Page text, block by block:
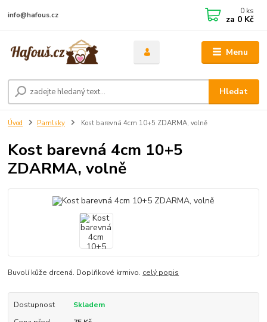
Menu
Hledat
info@hafous.cz 0 ks
za 0 Kč
Úvod Pamlsky Kost barevná 4cm 10+5 ZDARMA, volně
Kost barevná 4cm 10+5
ZDARMA, volně
Buvolí kůže drcená. Doplňkové krmivo. celý popis
Dostupnost
Skladem